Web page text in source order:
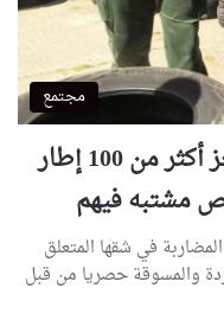
مجتمع
مضاربة: درك عنابة يحجز أكثر من 100 إطار
في شقها المتعلق
والمسوقة حصريا من قبل